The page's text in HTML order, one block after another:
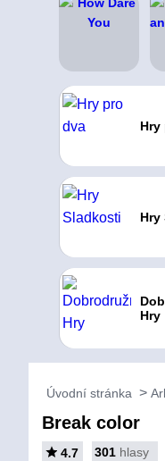
Hry
Hry
Hry
Úvodní stránka
Break color
4.7 301 hlasy